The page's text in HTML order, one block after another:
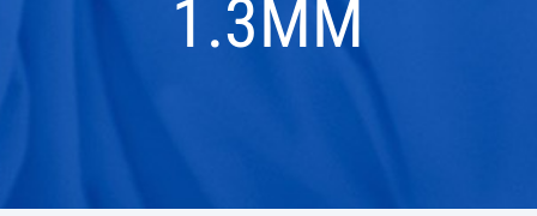
1.3MM